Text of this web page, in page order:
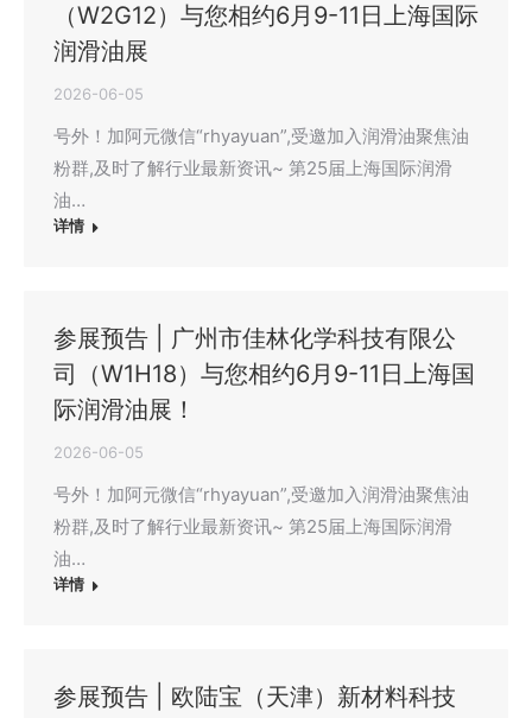
（W2G12）与您相约6月9-11日上海国际
润滑油展
2026-06-05
号外！加阿元微信“rhyayuan”,受邀加入润滑油聚焦油
粉群,及时了解行业最新资讯~ 第25届上海国际润滑
油…
详情
参展预告 | 广州市佳林化学科技有限公
司（W1H18）与您相约6月9-11日上海国
际润滑油展！
2026-06-05
号外！加阿元微信“rhyayuan”,受邀加入润滑油聚焦油
粉群,及时了解行业最新资讯~ 第25届上海国际润滑
油…
详情
参展预告 | 欧陆宝（天津）新材料科技